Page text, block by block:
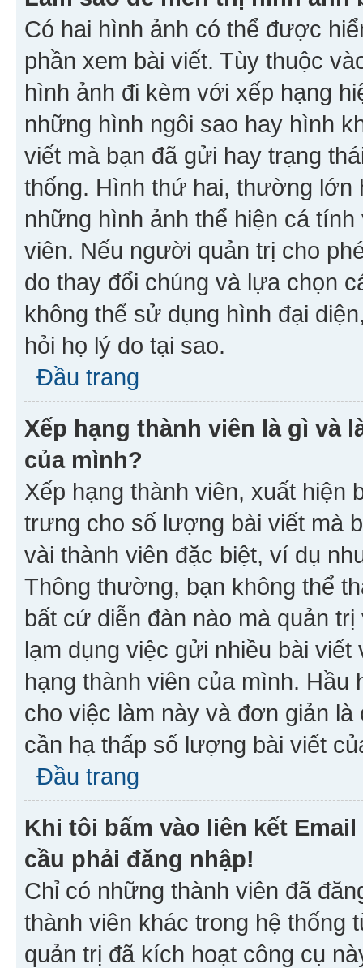
Có hai hình ảnh có thể được
phần xem bài viết. Tùy thuộc
hình ảnh đi kèm với xếp hạng
những hình ngôi sao hay hình
viết mà bạn đã gửi hay trạng
thống. Hình thứ hai, thường
những hình ảnh thể hiện cá
viên. Nếu người quản trị cho
do thay đổi chúng và lựa chọn
không thể sử dụng hình đại
hỏi họ lý do tại sao.
Đầu trang
Xếp hạng thành viên là gì và
của mình?
Xếp hạng thành viên, xuất
trưng cho số lượng bài viết mà
vài thành viên đặc biệt, ví dụ
Thông thường, bạn không thể
bất cứ diễn đàn nào mà quản
lạm dụng việc gửi nhiều bài
hạng thành viên của mình. Hầu
cho việc làm này và đơn giản
cần hạ thấp số lượng bài viết
Đầu trang
Khi tôi bấm vào liên kết
cầu phải đăng nhập!
Chỉ có những thành viên đã
thành viên khác trong hệ thống
quản trị đã kích hoạt công cụ